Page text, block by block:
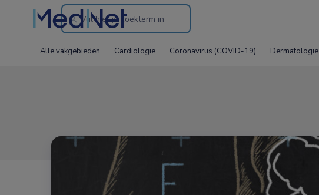
Search
the
Alle vakgebieden Cardiologie Coronavirus (COVID-19) Dermatologie